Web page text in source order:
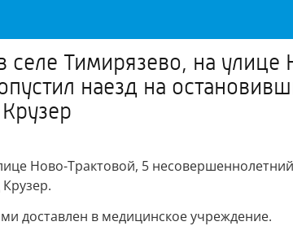
Тимирязево, на улице
наезд на
Ново-Трактовой, 5
доставлен в медицинское учреждение.